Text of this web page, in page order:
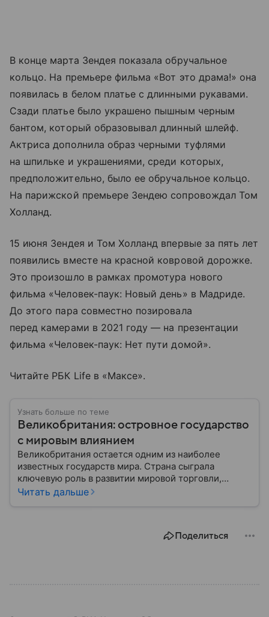
В конце марта Зендея показала обручальное
кольцо. На премьере фильма «Вот это драма!» она
появилась в белом платье с длинными рукавами.
Сзади платье было украшено пышным черным
бантом, который образовывал длинный шлейф.
Актриса дополнила образ черными туфлями
на шпильке и украшениями, среди которых,
предположительно, было ее обручальное кольцо.
На парижской премьере Зендею сопровождал Том
Холланд.
15 июня Зендея и Том Холланд впервые за пять лет
появились вместе на красной ковровой дорожке.
Это произошло в рамках промотура нового
фильма «Человек-паук: Новый день» в Мадриде.
До этого пара совместно позировала
перед камерами в 2021 году — на презентации
фильма «Человек-паук: Нет пути домой».
Читайте РБК Life в «Максе».
Узнать больше по теме
Великобритания: островное государство
с мировым влиянием
Великобритания остается одним из наиболее
известных государств мира. Страна сыграла
ключевую роль в развитии мировой торговли,
промышленности, науки и международных
Читать дальше
Поделиться